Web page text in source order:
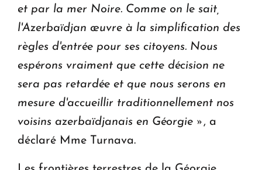
et par la mer Noire. Comme on le sait,
l'Azerbaïdjan œuvre à la simplification des
règles d'entrée pour ses citoyens. Nous
espérons vraiment que cette décision ne
sera pas retardée et que nous serons en
mesure d'accueillir traditionnellement nos
voisins azerbaïdjanais en Géorgie », a
déclaré Mme Turnava.